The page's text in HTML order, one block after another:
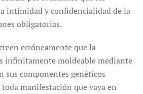
intimidad y confidencialidad de la
obligatorias.
erróneamente que la
infinitamente moldeable mediante
sus componentes genéticos
manifestación que vaya en